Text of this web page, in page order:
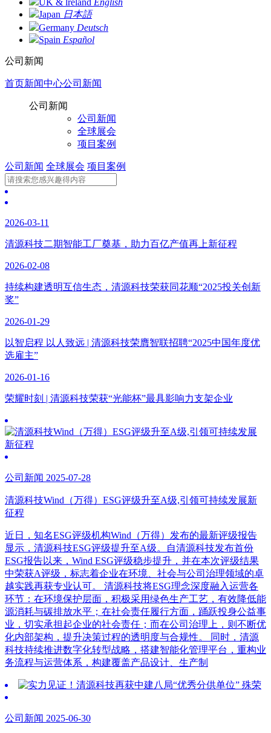
UK & lreland English
Japan 日本語
Germany Deutsch
Spain Español
公司新闻
首页新闻中心公司新闻
公司新闻
公司新闻
全球展会
项目案例
公司新闻 全球展会 项目案例
2026-03-11
清源科技二期智能工厂奠基，助力百亿产值再上新征程
2026-02-08
持续构建透明互信生态，清源科技荣获同花顺“2025投关创新
奖”
2026-01-29
以智启程 以人致远 | 清源科技荣膺智联招聘“2025中国年度优
选雇主”
2026-01-16
荣耀时刻 | 清源科技荣获“光能杯”最具影响力支架企业
公司新闻 2025-07-28
清源科技Wind（万得）ESG评级升至A级,引领可持续发展新
征程
近日，知名ESG评级机构Wind（万得）发布的最新评级报告
显示，清源科技ESG评级提升至A级。自清源科技发布首份
ESG报告以来，Wind ESG评级稳步提升，并在本次评级结果
中荣获A评级，标志着企业在环境、社会与公司治理领域的卓
越实践再获专业认可。 清源科技将ESG理念深度融入运营各
环节：在环境保护层面，积极采用绿色生产工艺，有效降低能
源消耗与碳排放水平；在社会责任履行方面，踊跃投身公益事
业，切实承担起企业的社会责任；而在公司治理上，则不断优
化内部架构，提升决策过程的透明度与合规性。 同时，清源
科技持续推进数字化转型战略，搭建智能化管理平台，重构业
务流程与运营体系，构建覆盖产品设计、生产制
公司新闻 2025-06-30